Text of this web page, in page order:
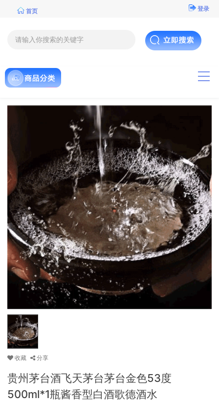
首页 登录
收藏 分享
贵州茅台酒飞天茅台茅台金色53度
500ml*1瓶酱香型白酒歌德酒水